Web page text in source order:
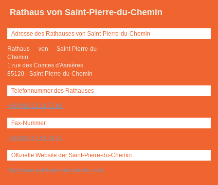
Rathaus von Saint-Pierre-du-Chemin
Adresse des Rathauses von Saint-Pierre-du-Chemin
Rathaus von Saint-Pierre-du-
Chemin
1 rue des Comtes d'Asnières
85120 - Saint-Pierre-du-Chemin
Telefonnummer des Rathauses
+(33) 02 51 51 71 63
Fax-Nummer
+(33) 02 51 51 79 21
Offizielle Website der Saint-Pierre-du-Chemin
http://www.saintpierreduchemin.com/